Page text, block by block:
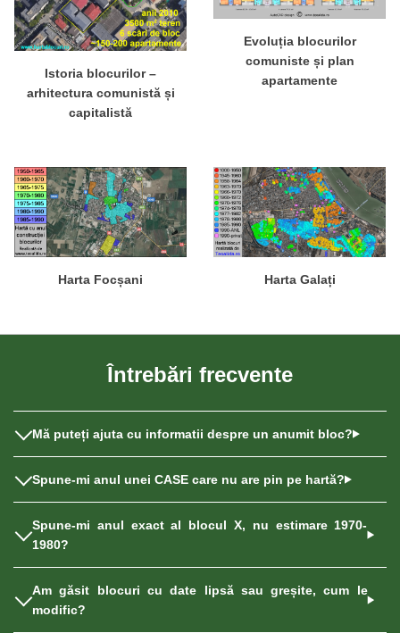
Istoria blocurilor –
arhitectura comunistă și
capitalistă
Evoluția blocurilor
comuniste și plan
apartamente
Harta Focșani Harta Galați
Întrebări frecvente
Mă puteți ajuta cu informatii despre un anumit bloc?
Spune-mi anul unei CASE care nu are pin pe hartă?
Spune-mi anul exact al blocul X, nu estimare 1970-
1980?
Am găsit blocuri cu date lipsă sau greșite, cum le
modific?